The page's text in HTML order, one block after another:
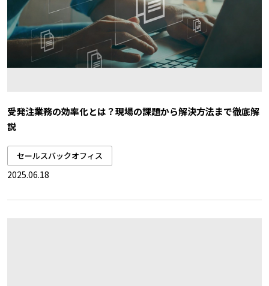
受発注業務の効率化とは？現場の課題から解決方法まで徹底解
説
セールスバックオフィス
2025.06.18